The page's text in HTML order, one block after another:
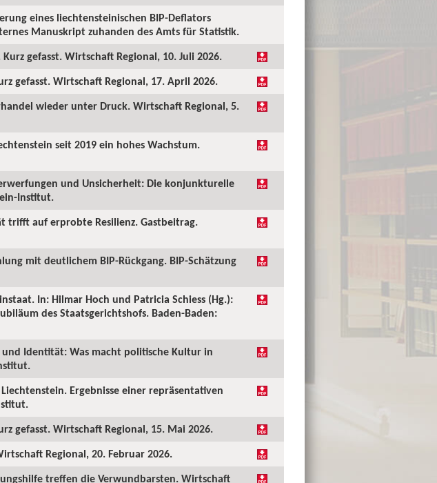
eines liechtensteinischen BIP-Deflators
Manuskript zuhanden des Amts für Statistik.
gefasst. Wirtschaft Regional, 10. Juli 2026.
gefasst. Wirtschaft Regional, 17. April 2026.
wieder unter Druck. Wirtschaft Regional, 5.
seit 2019 ein hohes Wachstum.
und Unsicherheit: Die konjunkturelle
Institut.
trifft auf erprobte Resilienz. Gastbeitrag.
mit deutlichem BIP-Rückgang. BIP-Schätzung
In: Hilmar Hoch und Patricia Schiess (Hg.):
des Staatsgerichtshofs. Baden-Baden:
Identität: Was macht politische Kultur in
Ergebnisse einer repräsentativen
gefasst. Wirtschaft Regional, 15. Mai 2026.
Regional, 20. Februar 2026.
treffen die Verwundbarsten. Wirtschaft